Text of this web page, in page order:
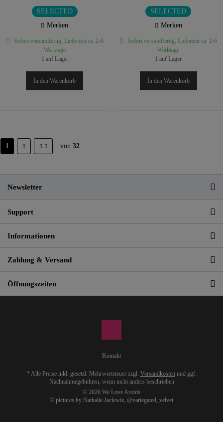
SELECTED
Merken
Sofort versandfertig, Lieferzeit ca. 2-6
Werktage
1 auf Lager
In den Warenkorb
SELECTED
Merken
Sofort versandfertig, Lieferzeit ca. 2-6
Werktage
1 auf Lager
In den Warenkorb
1 von 32
Newsletter
Support
Informationen
Zahlung & Versand
Öffnungszeiten
Kontakt
* Alle Preise inkl. gesetzl. Mehrwertsteuer zzgl. Versandkostenund ggf.
Nachnahmegebühren, wenn nicht anders beschrieben
© 2026 We Love Aroids
© pictures by Nathalie Jaclewiz, @variegated_velvet